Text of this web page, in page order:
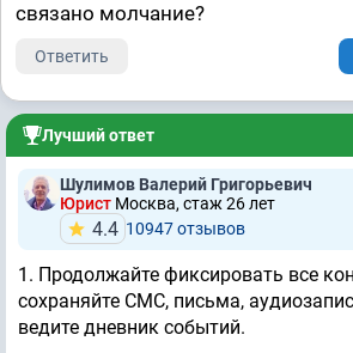
связано молчание?
Ответить
Лучший ответ
Шулимов Валерий Григорьевич
Юрист Москва, стаж 26 лет
4.4 10947 отзывов
1. Продолжайте фиксировать все
сохраняйте СМС, письма,
ведите дневник событий.